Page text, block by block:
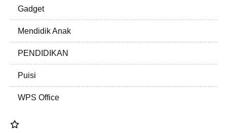
Gadget
Mendidik Anak
PENDIDIKAN
Puisi
WPS Office